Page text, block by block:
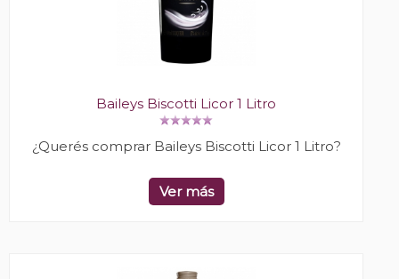
Baileys Biscotti Licor 1 Litro
¿Querés comprar Baileys Biscotti Licor 1 Litro?
Ver más